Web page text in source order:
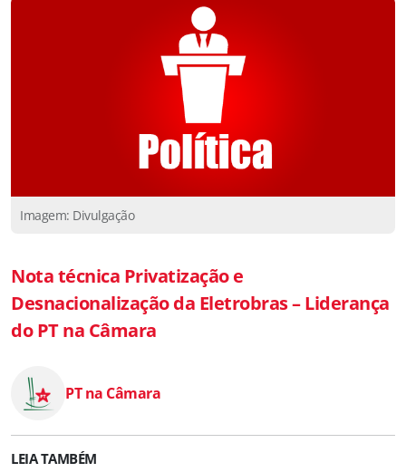
Imagem: Divulgação
Nota técnica Privatização e
Desnacionalização da Eletrobras – Liderança
do PT na Câmara
PT na Câmara
LEIA TAMBÉM